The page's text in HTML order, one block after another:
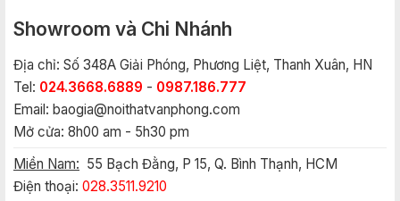
Showroom và Chi Nhánh
Địa chỉ: Số 348A Giải Phóng, Phương Liệt, Thanh Xuân, HN
Tel: 024.3668.6889 - 0987.186.777
Email: baogia@noithatvanphong.com
Mở cửa: 8h00 am - 5h30 pm
Miền Nam: 55 Bạch Đằng, P 15, Q. Bình Thạnh, HCM
Điện thoại: 028.3511.9210